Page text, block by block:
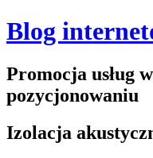
Blog
Promocja usług
pozycjonowaniu
Izolacja